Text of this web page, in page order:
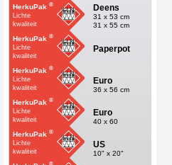
HerkuPak ®
Lichte
kwaliteit
Deens
31 x 53 cm
31 x 55 cm
HerkuPak ®
Lichte
kwaliteit
Paperpot
HerkuPak ®
Lichte
kwaliteit
Euro
36 x 56 cm
HerkuPak ®
Lichte
kwaliteit
Euro
40 x 60
HerkuPak ®
Lichte
kwaliteit
US
10" x 20"
®